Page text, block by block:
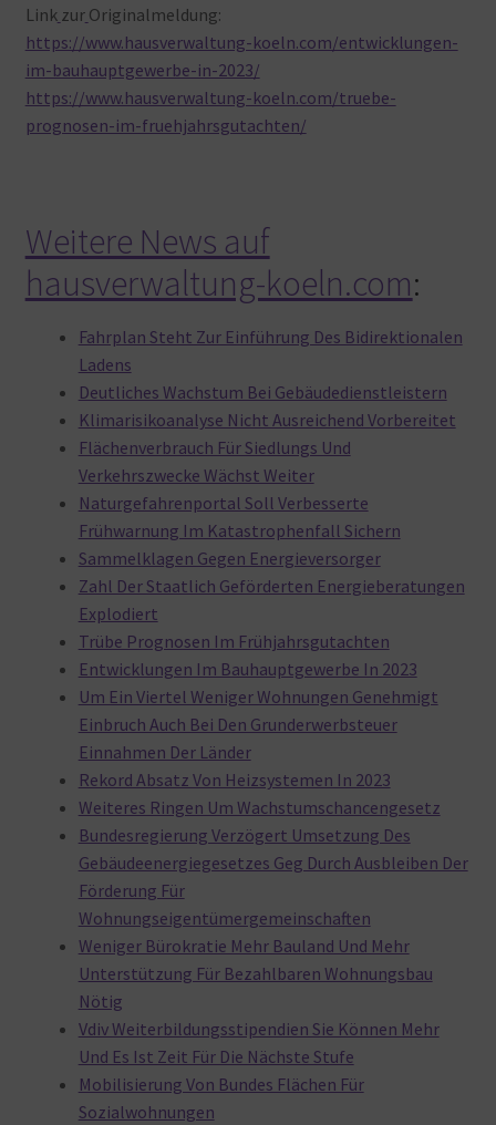
Link zur Originalmeldung:
https://www.hausverwaltung-koeln.com/entwicklungen-
im-bauhauptgewerbe-in-2023/
https://www.hausverwaltung-koeln.com/truebe-
prognosen-im-fruehjahrsgutachten/
Weitere News auf
hausverwaltung-koeln.com:
Fahrplan Steht Zur Einführung Des Bidirektionalen
Ladens
Deutliches Wachstum Bei Gebäudedienstleistern
Klimarisikoanalyse Nicht Ausreichend Vorbereitet
Flächenverbrauch Für Siedlungs Und
Verkehrszwecke Wächst Weiter
Naturgefahrenportal Soll Verbesserte
Frühwarnung Im Katastrophenfall Sichern
Sammelklagen Gegen Energieversorger
Zahl Der Staatlich Geförderten Energieberatungen
Explodiert
Trübe Prognosen Im Frühjahrsgutachten
Entwicklungen Im Bauhauptgewerbe In 2023
Um Ein Viertel Weniger Wohnungen Genehmigt
Einbruch Auch Bei Den Grunderwerbsteuer
Einnahmen Der Länder
Rekord Absatz Von Heizsystemen In 2023
Weiteres Ringen Um Wachstumschancengesetz
Bundesregierung Verzögert Umsetzung Des
Gebäudeenergiegesetzes Geg Durch Ausbleiben Der
Förderung Für
Wohnungseigentümergemeinschaften
Weniger Bürokratie Mehr Bauland Und Mehr
Unterstützung Für Bezahlbaren Wohnungsbau
Nötig
Vdiv Weiterbildungsstipendien Sie Können Mehr
Und Es Ist Zeit Für Die Nächste Stufe
Mobilisierung Von Bundes Flächen Für
Sozialwohnungen